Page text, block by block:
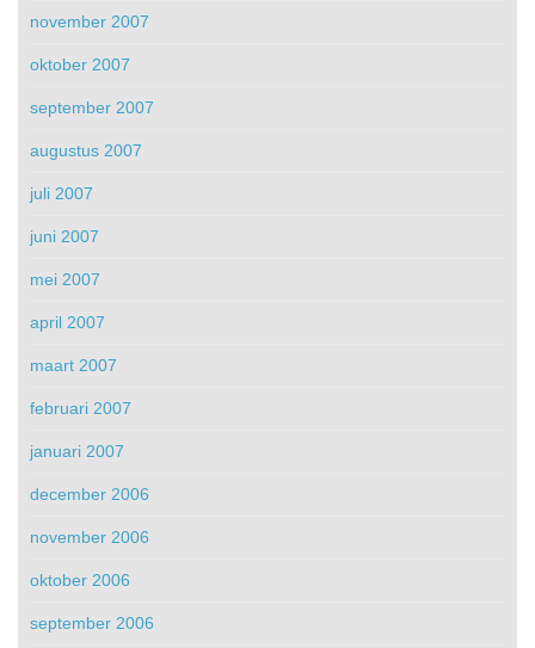
november 2007
oktober 2007
september 2007
augustus 2007
juli 2007
juni 2007
mei 2007
april 2007
maart 2007
februari 2007
januari 2007
december 2006
november 2006
oktober 2006
september 2006